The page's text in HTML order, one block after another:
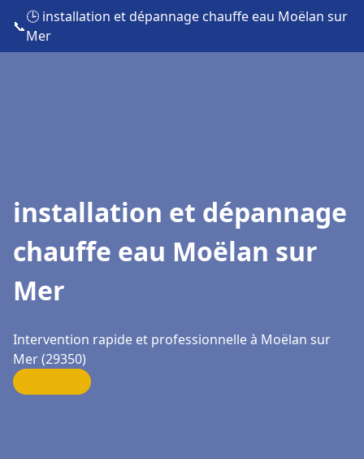
📞
🕒 installation et dépannage chauffe eau Moëlan sur
Mer
installation et dépannage
chauffe eau Moëlan sur
Mer
Intervention rapide et professionnelle à Moëlan sur
Mer (29350)